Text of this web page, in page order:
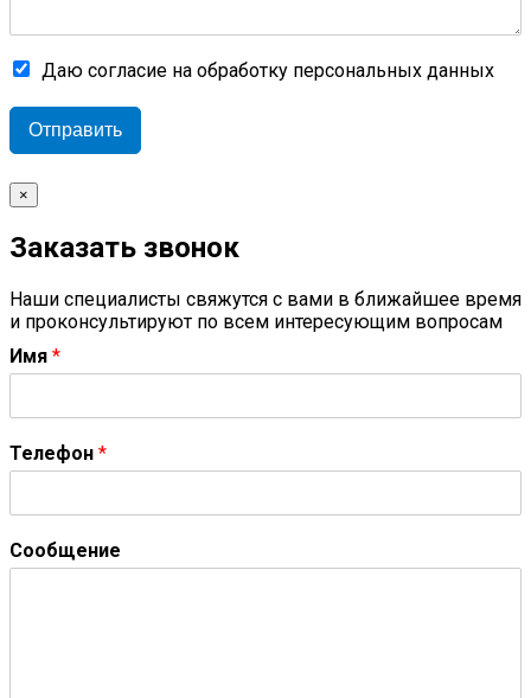
Даю согласие на обработку персональных данных
Отправить
×
Заказать звонок
Наши специалисты свяжутся с вами в ближайшее время
и проконсультируют по всем интересующим вопросам
Имя *
Телефон *
Сообщение